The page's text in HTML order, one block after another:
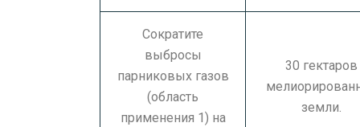
Сократите
выбросы
парниковых газов
(область
применения 1) на
30 гектаров
земли.